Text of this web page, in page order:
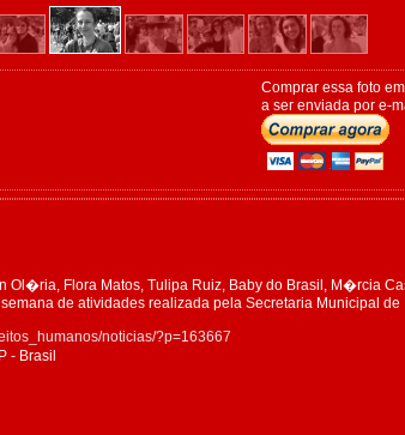
Comprar essa foto
a ser enviada por e-
Flora Matos, Tulipa Ruiz, Baby do Brasil, M�rcia
de atividades realizada pela Secretaria Municipal de
noticias/?p=163667
- Brasil